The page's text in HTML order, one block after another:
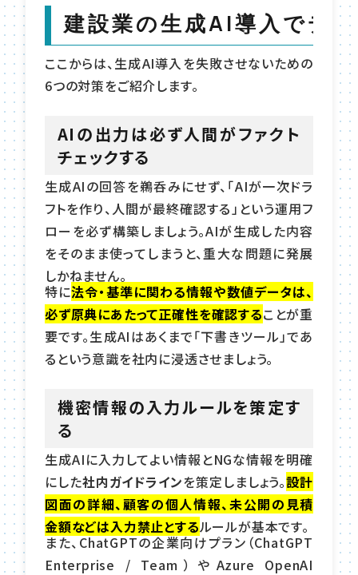
建設業の生成AI導入でデ
ここからは、生成AI導入を失敗させないための
6つの対策をご紹介します。
AIの出力は必ず人間がファクト
チェックする
生成AIの回答を鵜呑みにせず、「AIが一次ドラ
フトを作り、人間が最終確認する」という運用フ
ローを必ず構築しましょう。AIが生成した内容
をそのまま使ってしまうと、重大な問題に発展
しかねません。
特に法令・基準に関わる情報や数値データは、
必ず原典にあたって正確性を確認することが重
要です。生成AIはあくまで「下書きツール」であ
るという意識を社内に浸透させましょう。
機密情報の入力ルールを策定す
る
生成AIに入力してよい情報とNGな情報を明確
にした社内ガイドラインを策定しましょう。設計
図面の詳細、顧客の個人情報、未公開の見積
金額などは入力禁止とするルールが基本です。
また、ChatGPTの企業向けプラン（ChatGPT
Enterprise / Team）やAzure OpenAI